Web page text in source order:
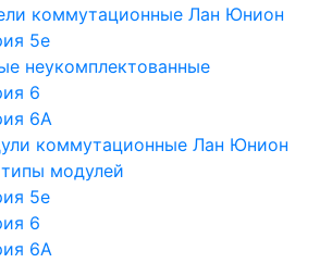
коммутационные Лан Юнион
5e
неукомплектованные
6
6A
коммутационные Лан Юнион
модулей
5е
6
6A